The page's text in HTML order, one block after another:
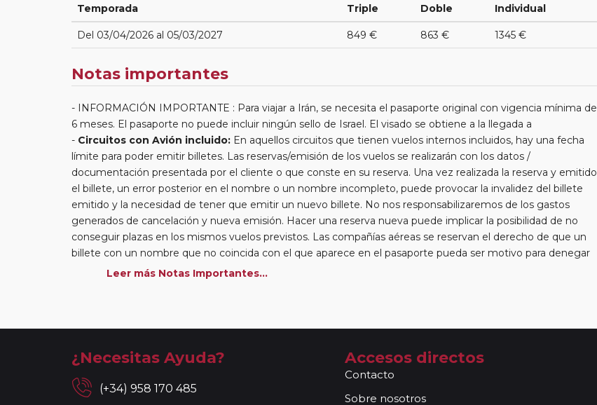
Temporada Triple Doble Individual
Del 03/04/2026 al 05/03/2027 849 € 863 € 1345 €
Notas importantes
INFORMACIÓN IMPORTANTE : Para viajar a Irán, se necesita el pasaporte original con vigencia mínima de
6 meses. El pasaporte no puede incluir ningún sello de Israel. El visado se obtiene a la llegada a
Circuitos con Avión incluido: En aquellos circuitos que tienen vuelos internos incluidos, hay una fecha
límite para poder emitir billetes. Las reservas/emisión de los vuelos se realizarán con los datos /
documentación presentada por el cliente o que conste en su reserva. Una vez realizada la reserva y emitido
el billete, un error posterior en el nombre o un nombre incompleto, puede provocar la invalidez del billete
emitido y la necesidad de tener que emitir un nuevo billete. No nos responsabilizaremos de los gastos
generados de cancelación y nueva emisión. Hacer una reserva nueva puede implicar la posibilidad de no
conseguir plazas en los mismos vuelos previstos. Las compañías aéreas se reservan el derecho de que un
billete con un nombre que no coincida con el que aparece en el pasaporte pueda ser motivo para denegar
el embarque a un viajero.
En los
Circuitos con Crucero
dispondrá de días libres para poder disfrutar por su cuenta en las ciudades
más activas y bellas de Europa. Durante estos días, no estarán acompañados de nuestros guías. En caso de
circuitos con vuelos incluidos, éstos se emitirán en base a los datos/ documentación entregada.
Reservas a compartir:
serán aceptadas reservas "A Compartir" de viajeros individuales en todos nuestros
Leer más Notas Importantes...
¿Necesitas Ayuda?
(+34) 958 170 485
Accesos directos
Contacto
Sobre nosotros